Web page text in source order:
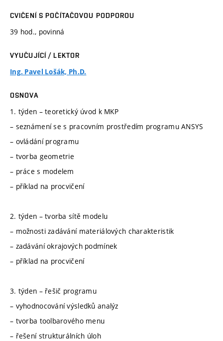
CVIČENÍ S POČÍTAČOVOU PODPOROU
39 hod., povinná
VYUČUJÍCÍ / LEKTOR
Ing. Pavel Lošák, Ph.D.
OSNOVA
1. týden – teoretický úvod k MKP
– seznámení se s pracovním prostředím programu ANSYS
– ovládání programu
– tvorba geometrie
– práce s modelem
– příklad na procvičení
2. týden – tvorba sítě modelu
– možnosti zadávání materiálových charakteristik
– zadávání okrajových podmínek
– příklad na procvičení
3. týden – řešič programu
– vyhodnocování výsledků analýz
– tvorba toolbarového menu
– řešení strukturálních úloh